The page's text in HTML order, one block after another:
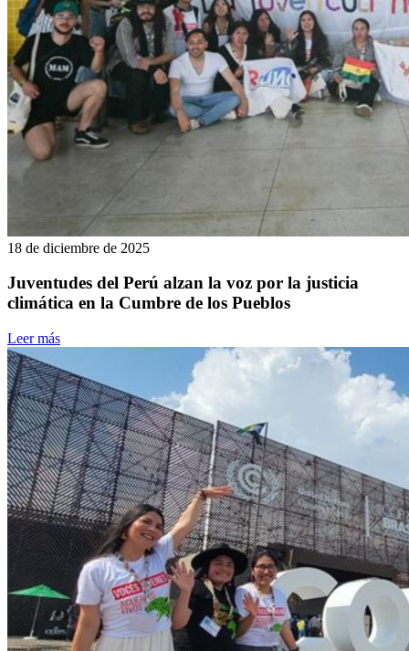
18 de diciembre de 2025
Juventudes del Perú alzan la voz por la justicia
climática en la Cumbre de los Pueblos
Leer más